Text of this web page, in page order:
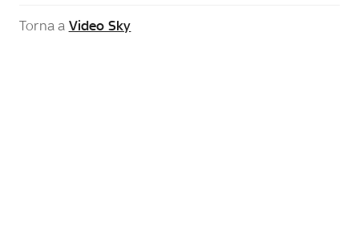
Torna a Video Sky